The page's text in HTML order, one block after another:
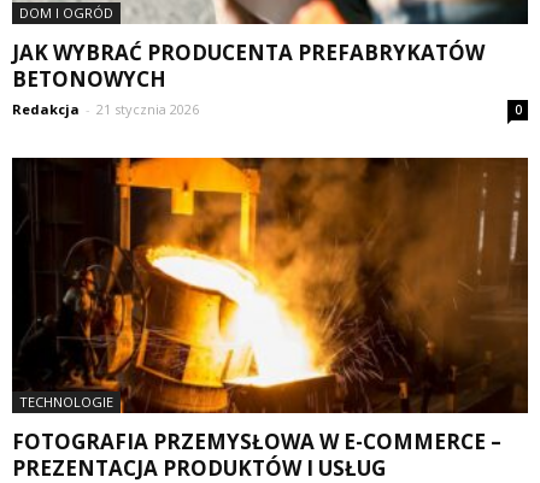
DOM I OGRÓD
JAK WYBRAĆ PRODUCENTA PREFABRYKATÓW
BETONOWYCH
Redakcja - 21 stycznia 2026 0
TECHNOLOGIE
FOTOGRAFIA PRZEMYSŁOWA W E-COMMERCE –
PREZENTACJA PRODUKTÓW I USŁUG